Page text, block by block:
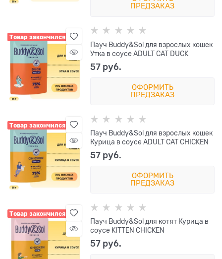
ПРЕДЗАКАЗ
Товар закончился
Пауч Buddy&Sol для взрослых кошек
Утка в соусе ADULT CAT DUCK
57 руб.
ОФОРМИТЬ
ПРЕДЗАКАЗ
Товар закончился
Пауч Buddy&Sol для взрослых кошек
Курица в соусе ADULT CAT CHICKEN
57 руб.
ОФОРМИТЬ
ПРЕДЗАКАЗ
Товар закончился
Пауч Buddy&Sol для котят Курица в
соусе KITTEN CHICKEN
57 руб.